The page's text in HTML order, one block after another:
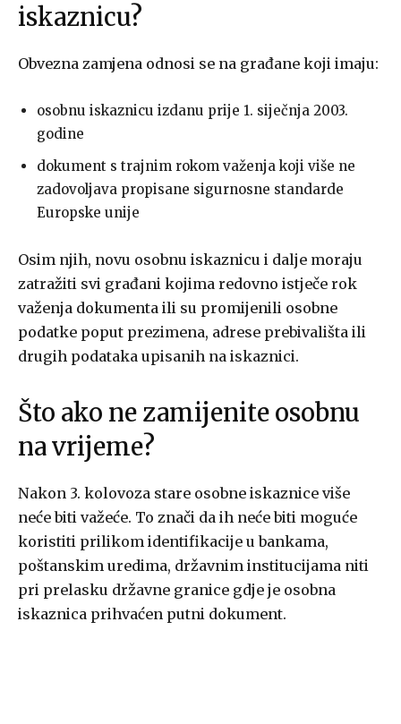
iskaznicu?
Obvezna zamjena odnosi se na građane koji imaju:
osobnu iskaznicu izdanu prije 1. siječnja 2003.
godine
dokument s trajnim rokom važenja koji više ne
zadovoljava propisane sigurnosne standarde
Europske unije
Osim njih, novu osobnu iskaznicu i dalje moraju
zatražiti svi građani kojima redovno istječe rok
važenja dokumenta ili su promijenili osobne
podatke poput prezimena, adrese prebivališta ili
drugih podataka upisanih na iskaznici.
Što ako ne zamijenite osobnu
na vrijeme?
Nakon 3. kolovoza stare osobne iskaznice više
neće biti važeće. To znači da ih neće biti moguće
koristiti prilikom identifikacije u bankama,
poštanskim uredima, državnim institucijama niti
pri prelasku državne granice gdje je osobna
iskaznica prihvaćen putni dokument.